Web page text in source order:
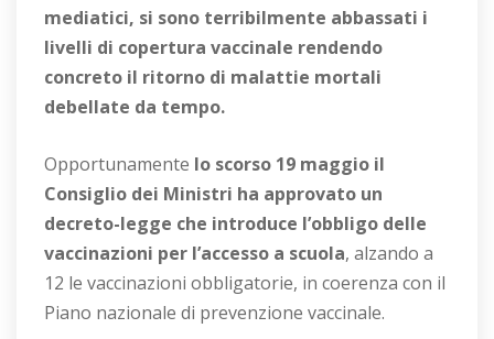
mediatici, si sono terribilmente abbassati i
livelli di copertura vaccinale rendendo
concreto il ritorno di malattie mortali
debellate da tempo.
Opportunamente lo scorso 19 maggio il
Consiglio dei Ministri ha approvato un
decreto-legge che introduce l’obbligo delle
vaccinazioni per l’accesso a scuola, alzando a
12 le vaccinazioni obbligatorie, in coerenza con il
Piano nazionale di prevenzione vaccinale.